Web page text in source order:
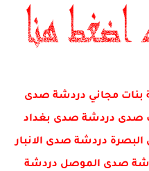
بنات مجاني دردشة صدى
دردشة صدى بغداد
دردشة صدى الانبار
صدى الموصل دردشة